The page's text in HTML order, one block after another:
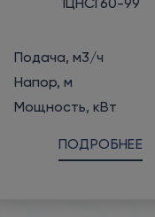
Подача, м3/ч
Напор, м
Мощность, кВт
ПОДРОБНЕЕ